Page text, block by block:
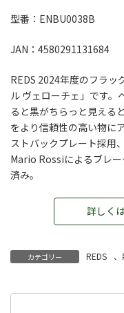
型番：ENBU0038B
JAN：4580291131684
REDS 2024年度のフラッ
ル ヴェローチェ」です
ると黒がちらっと見える
をより信頼性の高い物に
ストバックプレート採用
Mario Rossiによるブレ
済み。
詳しく
カテゴリー REDS 、